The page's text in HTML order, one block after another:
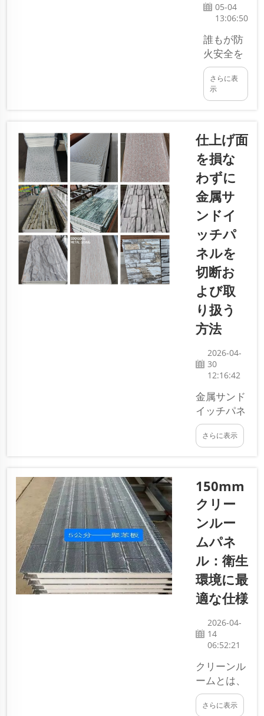
ォームサン
ドイッチパ
ネルが賢い
選択となり
ます。
SDQIGONG
produc...
05-04
13:06:50
誰もが防
火安全を
気にして
います。
これは、
と財産を
守る方法
に関する
問題で
す。防火
保護に効
果的な建
築材料の
一つが、
ロックウ
ールサン
ドイッチ
パネルの
使用で
す。その
建築材料
の性質に
より、ロ
ック…
さらに表
示
仕上げ面
を損な
わずに
金属サ
ンドイ
ッチパ
ネルを
切断お
よび取
り扱う
方法
2026-04-
30
12:16:42
金属サンド
イッチパネ
ルの切断お
よび取り扱
しく保ちた
い場合、難
易度が高い
ことがあり
ます。
SDQIGONG
では、こう
した金属パ
ネルを慎重
に取り扱う
ことがいか
に重要であ
るかを十分
に理解して
います。こ
れらのパネ
ルは多くの
さらに表示
150mm
クリー
ンルー
ムパネ
ル：衛生
環境に最
適な仕様
2026-04-
14
06:52:21
クリーンル
ームとは、
あらゆるも
のを極めて
さらに表示